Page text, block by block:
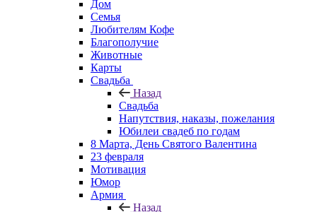
Дом
Семья
Любителям Кофе
Благополучие
Животные
Карты
Свадьба
Назад
Свадьба
Напутствия, наказы, пожелания
Юбилеи свадеб по годам
8 Марта, День Святого Валентина
23 февраля
Мотивация
Юмор
Армия
Назад